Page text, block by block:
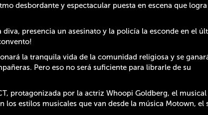
desbordante y espectacular puesta en escena que logra
presencia un asesinato y la policía la esconde en el
la tranquila vida de la comunidad religiosa y se
Pero eso no será suficiente para librarle de su
protagonizada por la actriz Whoopi Goldberg, el musical
los estilos musicales que van desde la música Motown, el